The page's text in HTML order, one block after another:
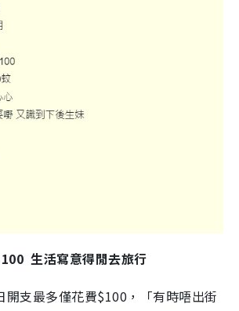
生活寫意得閒去旅行
開支最多僅花費$100，「有時唔出街